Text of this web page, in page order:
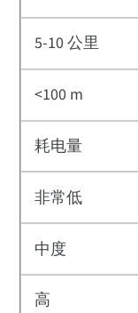
5-10 公里
<100 m
耗电量
非常低
中度
高